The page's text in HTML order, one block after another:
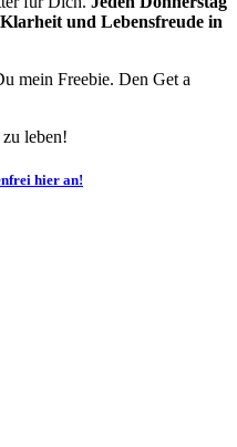
und Lebensfreude in
mein Freebie. Den Get a
leben!
hier an!